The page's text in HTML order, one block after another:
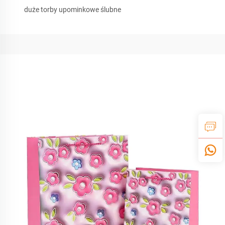
duże torby upominkowe ślubne